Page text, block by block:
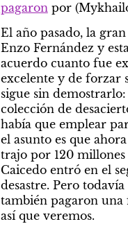
pagaron por
El año pasado, la
Enzo Fernández y
acuerdo cuanto fue
excelente y de forzar
sigue sin
colección de
había que emplear
el asunto es que
trajo por 120 millones
Caicedo entró en el
desastre. Pero
también pagaron una
así que veremos.